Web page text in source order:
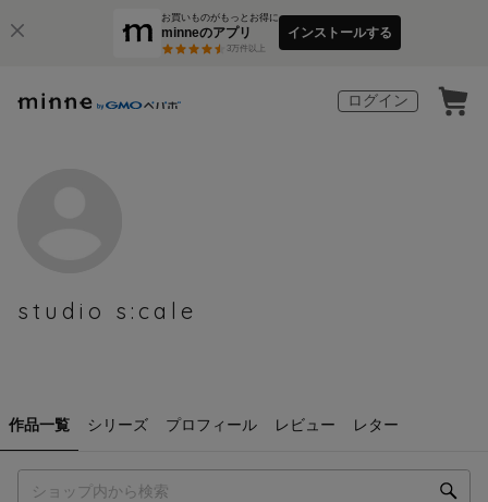
お買いものがもっとお得に
minneのアプリ
3万件以上
インストールする
ログイン
studio s:cale
作品一覧 シリーズ プロフィール レビュー レター